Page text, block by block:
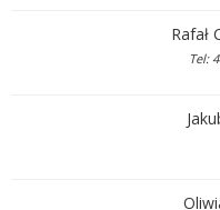
Rafał
Tel: